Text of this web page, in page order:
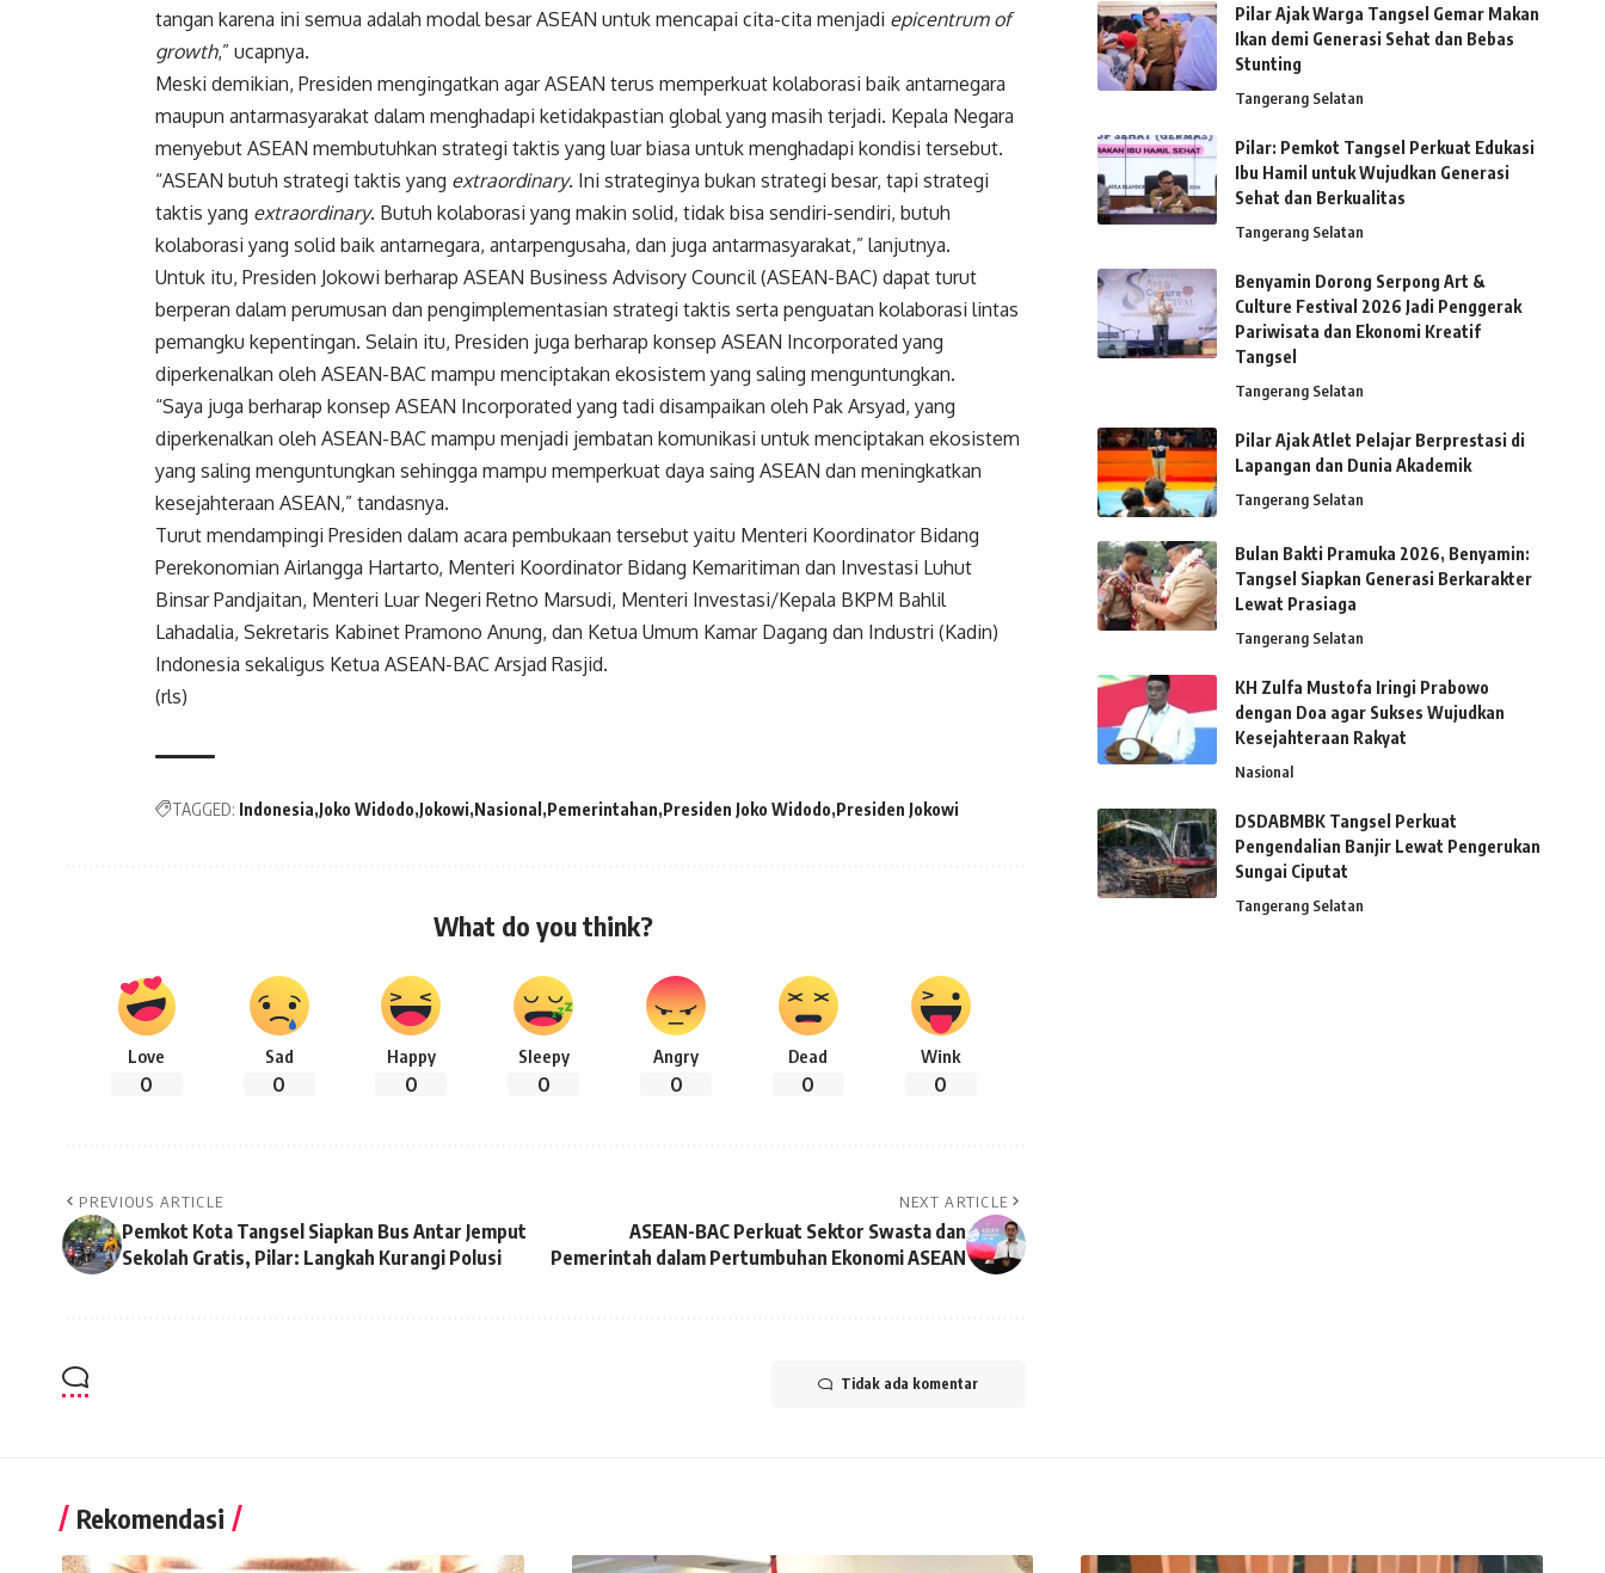
tangan karena ini semua adalah modal besar ASEAN untuk mencapai cita-cita menjadi epicentrum of
growth,” ucapnya.
Meski demikian, Presiden mengingatkan agar ASEAN terus memperkuat kolaborasi baik antarnegara
maupun antarmasyarakat dalam menghadapi ketidakpastian global yang masih terjadi. Kepala Negara
menyebut ASEAN membutuhkan strategi taktis yang luar biasa untuk menghadapi kondisi tersebut.
“ASEAN butuh strategi taktis yang extraordinary. Ini strateginya bukan strategi besar, tapi strategi
taktis yang extraordinary. Butuh kolaborasi yang makin solid, tidak bisa sendiri-sendiri, butuh
kolaborasi yang solid baik antarnegara, antarpengusaha, dan juga antarmasyarakat,” lanjutnya.
Untuk itu, Presiden Jokowi berharap ASEAN Business Advisory Council (ASEAN-BAC) dapat turut
berperan dalam perumusan dan pengimplementasian strategi taktis serta penguatan kolaborasi lintas
pemangku kepentingan. Selain itu, Presiden juga berharap konsep ASEAN Incorporated yang
diperkenalkan oleh ASEAN-BAC mampu menciptakan ekosistem yang saling menguntungkan.
“Saya juga berharap konsep ASEAN Incorporated yang tadi disampaikan oleh Pak Arsyad, yang
diperkenalkan oleh ASEAN-BAC mampu menjadi jembatan komunikasi untuk menciptakan ekosistem
yang saling menguntungkan sehingga mampu memperkuat daya saing ASEAN dan meningkatkan
kesejahteraan ASEAN,” tandasnya.
Turut mendampingi Presiden dalam acara pembukaan tersebut yaitu Menteri Koordinator Bidang
Perekonomian Airlangga Hartarto, Menteri Koordinator Bidang Kemaritiman dan Investasi Luhut
Binsar Pandjaitan, Menteri Luar Negeri Retno Marsudi, Menteri Investasi/Kepala BKPM Bahlil
Lahadalia, Sekretaris Kabinet Pramono Anung, dan Ketua Umum Kamar Dagang dan Industri (Kadin)
Indonesia sekaligus Ketua ASEAN-BAC Arsjad Rasjid.
(rls)
TAGGED: Indonesia Joko Widodo Jokowi Nasional Pemerintahan Presiden Joko Widodo Presiden Jokowi
What do you think?
Love
0
Sad
0
Happy
0
Sleepy
0
Angry
0
Dead
0
Wink
0
PREVIOUS ARTICLE
Pemkot Kota Tangsel Siapkan Bus Antar Jemput
Sekolah Gratis, Pilar: Langkah Kurangi Polusi
NEXT ARTICLE
ASEAN-BAC Perkuat Sektor Swasta dan
Pemerintah dalam Pertumbuhan Ekonomi ASEAN
Tidak ada komentar
Pilar Ajak Warga Tangsel Gemar Makan
Ikan demi Generasi Sehat dan Bebas
Stunting
Tangerang Selatan
Pilar: Pemkot Tangsel Perkuat Edukasi
Ibu Hamil untuk Wujudkan Generasi
Sehat dan Berkualitas
Tangerang Selatan
Benyamin Dorong Serpong Art &
Culture Festival 2026 Jadi Penggerak
Pariwisata dan Ekonomi Kreatif
Tangsel
Tangerang Selatan
Pilar Ajak Atlet Pelajar Berprestasi di
Lapangan dan Dunia Akademik
Tangerang Selatan
Bulan Bakti Pramuka 2026, Benyamin:
Tangsel Siapkan Generasi Berkarakter
Lewat Prasiaga
Tangerang Selatan
KH Zulfa Mustofa Iringi Prabowo
dengan Doa agar Sukses Wujudkan
Kesejahteraan Rakyat
Nasional
DSDABMBK Tangsel Perkuat
Pengendalian Banjir Lewat Pengerukan
Sungai Ciputat
Tangerang Selatan
Rekomendasi